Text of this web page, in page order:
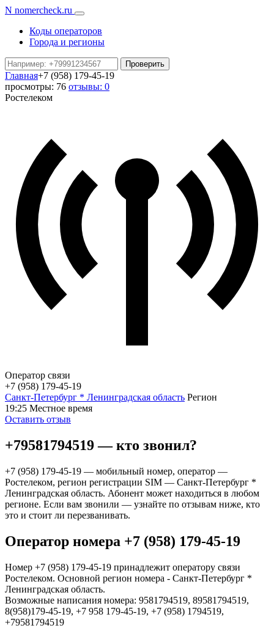
N nomercheck.ru
Коды операторов
Города и регионы
Проверить
Главная+7 (958) 179-45-19
просмотры: 76 отзывы: 0
Ростелеком
Оператор связи
+7 (958) 179-45-19
Санкт-Петербург * Ленинградская область Регион
19:25 Местное время
Оставить отзыв
+79581794519 — кто звонил?
+7 (958) 179-45-19 — мобильный номер, оператор —
Ростелеком, регион регистрации SIM — Санкт-Петербург *
Ленинградская область. Абонент может находиться в любом
регионе. Если вам звонили — узнайте по отзывам ниже, кто
это и стоит ли перезванивать.
Оператор номера +7 (958) 179-45-19
Номер +7 (958) 179-45-19 принадлежит оператору связи
Ростелеком. Основной регион номера - Санкт-Петербург *
Ленинградская область.
Возможные написания номера: 9581794519, 89581794519,
8(958)179-45-19, +7 958 179-45-19, +7 (958) 1794519,
+79581794519